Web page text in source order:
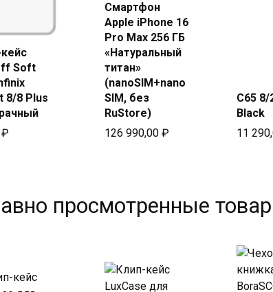
Купить
Beeline
Soft
8/8 Plus
₽
Купить в
Beeline
Смартфон
Apple iPhone 16
Pro Max 256 ГБ
«Натуральный
титан»
(nanoSIM+nano
SIM, без
RuStore)
126 990,00 ₽
C65 8/
Black
11
просмотренные